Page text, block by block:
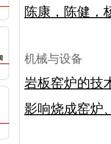
陈康，陈健，
机械与设备
岩板窑炉的技
影响烧成窑炉